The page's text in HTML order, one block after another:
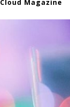
Cloud Magazine